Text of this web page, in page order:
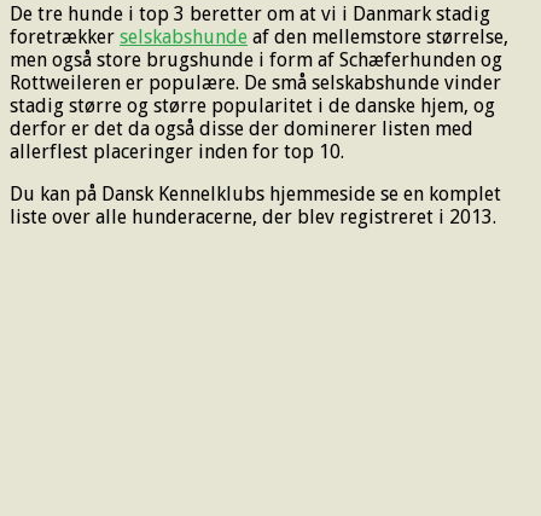
De tre hunde i top 3 beretter om at vi i Danmark stadig
foretrækker selskabshunde af den mellemstore størrelse,
men også store brugshunde i form af Schæferhunden og
Rottweileren er populære. De små selskabshunde vinder
stadig større og større popularitet i de danske hjem, og
derfor er det da også disse der dominerer listen med
allerflest placeringer inden for top 10.
Du kan på Dansk Kennelklubs hjemmeside se en komplet
liste over alle hunderacerne, der blev registreret i 2013.